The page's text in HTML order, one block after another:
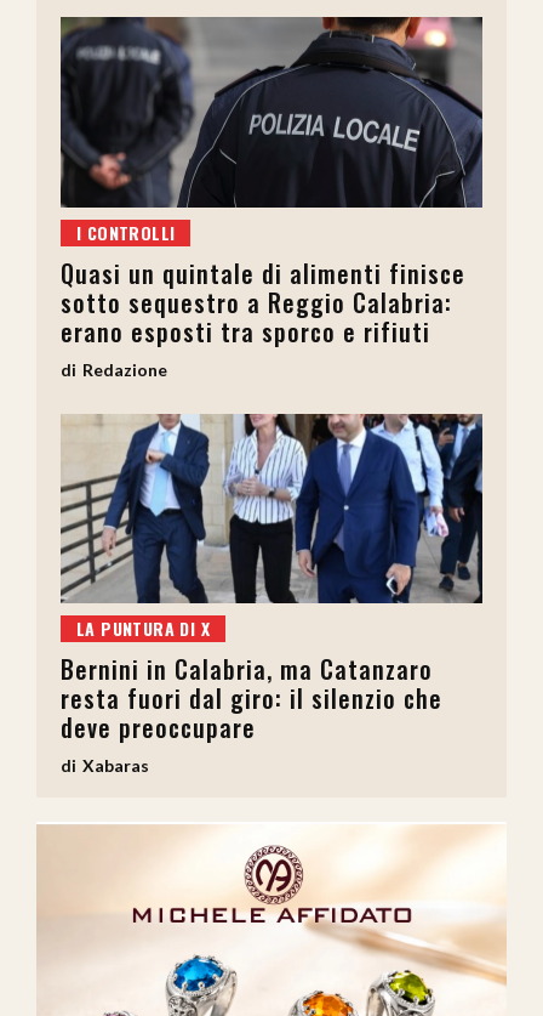
I CONTROLLI
Quasi un quintale di alimenti finisce
sotto sequestro a Reggio Calabria:
erano esposti tra sporco e rifiuti
Redazione
LA PUNTURA DI X
Bernini in Calabria, ma Catanzaro
resta fuori dal giro: il silenzio che
deve preoccupare
Xabaras